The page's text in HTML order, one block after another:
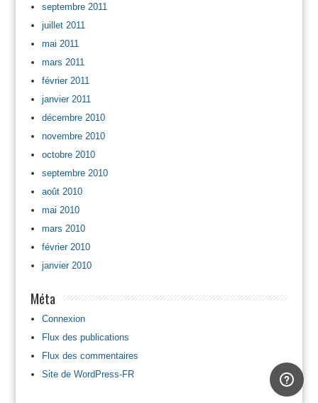
septembre 2011
juillet 2011
mai 2011
mars 2011
février 2011
janvier 2011
décembre 2010
novembre 2010
octobre 2010
septembre 2010
août 2010
mai 2010
mars 2010
février 2010
janvier 2010
Méta
Connexion
Flux des publications
Flux des commentaires
Site de WordPress-FR